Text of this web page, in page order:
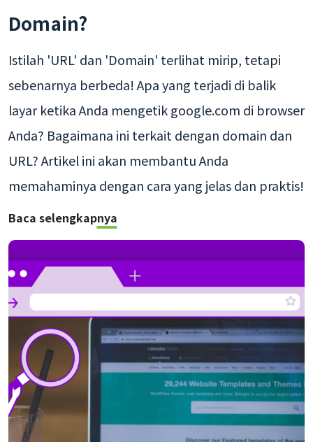
Domain?
Istilah 'URL' dan 'Domain' terlihat mirip, tetapi
sebenarnya berbeda! Apa yang terjadi di balik
layar ketika Anda mengetik google.com di browser
Anda? Bagaimana ini terkait dengan domain dan
URL? Artikel ini akan membantu Anda
memahaminya dengan cara yang jelas dan praktis!
Baca selengkapnya